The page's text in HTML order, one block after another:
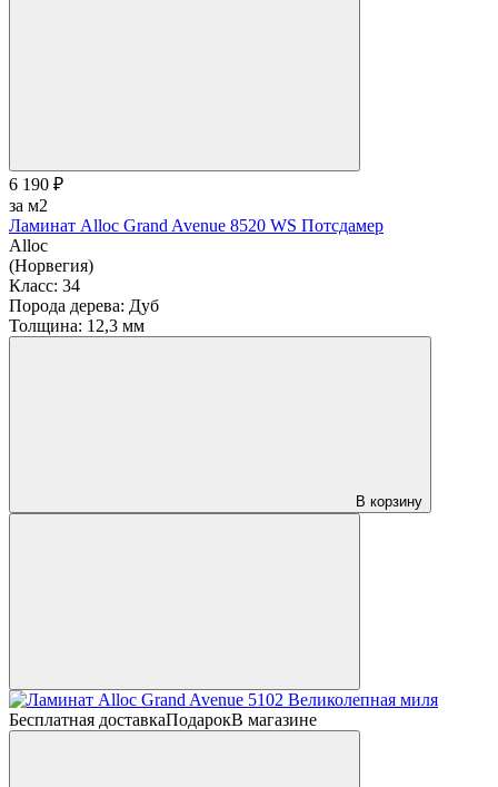
6 190 ₽
за м2
Ламинат Alloc Grand Avenue 8520 WS Потсдамер
Alloc
(Норвегия)
Класс: 34
Порода дерева: Дуб
Толщина: 12,3 мм
В корзину
Бесплатная доставкаПодарокВ магазине